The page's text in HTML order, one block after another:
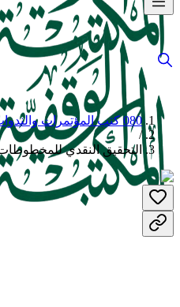
080 كتب المؤتمرات والندوات
/
التحقيق النقدي